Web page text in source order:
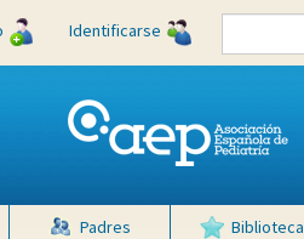
Identificarse
Padres Biblioteca